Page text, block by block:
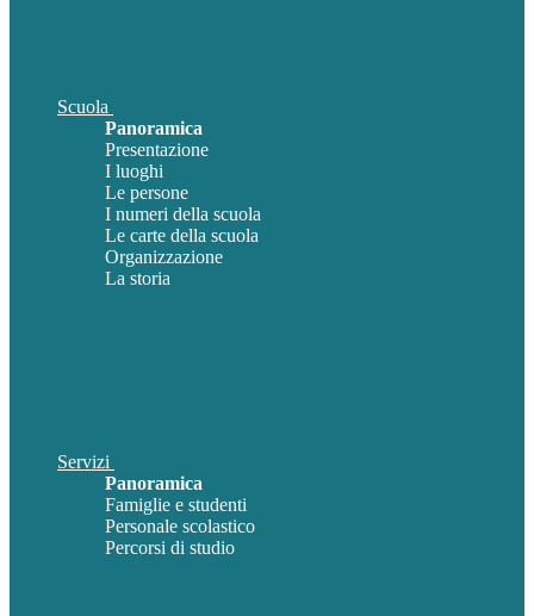
Scuola
Panoramica
Presentazione
I luoghi
Le persone
I numeri della scuola
Le carte della scuola
Organizzazione
La storia
Servizi
Panoramica
Famiglie e studenti
Personale scolastico
Percorsi di studio